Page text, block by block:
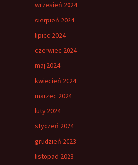
wrzesień 2024
sierpień 2024
lipiec 2024
czerwiec 2024
maj 2024
kwiecień 2024
marzec 2024
luty 2024
styczeń 2024
grudzień 2023
listopad 2023